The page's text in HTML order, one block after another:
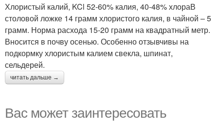
Хлористый калий, KCl 52-60% калия, 40-48% хлораВ
столовой ложке 14 грамм хлористого калия, в чайной – 5
грамм. Норма расхода 15-20 грамм на квадратный метр.
Вносится в почву осенью. Особенно отзывчивы на
подкормку хлористым калием свекла, шпинат,
сельдерей.
читать дальше →
Вас может заинтересовать